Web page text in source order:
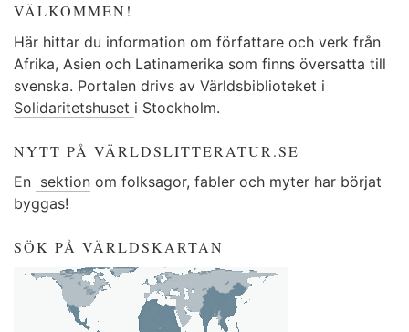
VÄLKOMMEN!
Här hittar du information om författare och verk från
Afrika, Asien och Latinamerika som finns översatta till
svenska. Portalen drivs av Världsbiblioteket i
Solidaritetshuset i Stockholm.
NYTT PÅ VÄRLDSLITTERATUR.SE
En sektion om folksagor, fabler och myter har börjat
byggas!
SÖK PÅ VÄRLDSKARTAN